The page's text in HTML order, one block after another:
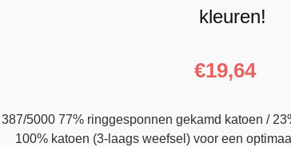
kleuren!
€19,64
387/5000 77% ringgesponnen gekamd katoen /
100% katoen (3-laags weefsel) voor een